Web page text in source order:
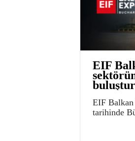
EIF
EIF Balkan
tarihinde